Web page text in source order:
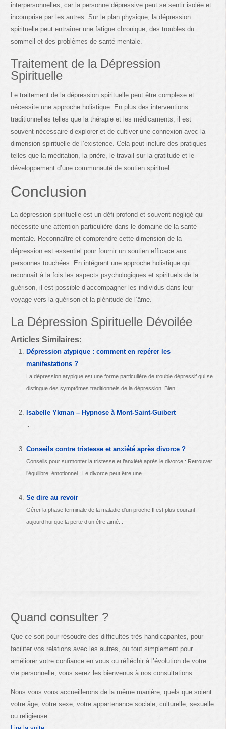
interpersonnelles, car la personne dépressive peut se sentir isolée et
incomprise par les autres. Sur le plan physique, la dépression
spirituelle peut entraîner une fatigue chronique, des troubles du
sommeil et des problèmes de santé mentale.
Traitement de la Dépression
Spirituelle
Le traitement de la dépression spirituelle peut être complexe et
nécessite une approche holistique. En plus des interventions
traditionnelles telles que la thérapie et les médicaments, il est
souvent nécessaire d’explorer et de cultiver une connexion avec la
dimension spirituelle de l’existence. Cela peut inclure des pratiques
telles que la méditation, la prière, le travail sur la gratitude et le
développement d’une communauté de soutien spirituel.
Conclusion
La dépression spirituelle est un défi profond et souvent négligé qui
nécessite une attention particulière dans le domaine de la santé
mentale. Reconnaître et comprendre cette dimension de la
dépression est essentiel pour fournir un soutien efficace aux
personnes touchées. En intégrant une approche holistique qui
reconnaît à la fois les aspects psychologiques et spirituels de la
guérison, il est possible d’accompagner les individus dans leur
voyage vers la guérison et la plénitude de l’âme.
La Dépression Spirituelle Dévoilée
Articles Similaires:
Dépression atypique : comment en repérer les
manifestations ?
La dépression atypique est une forme particulière de trouble dépressif qui se
distingue des symptômes traditionnels de la dépression. Bien...
Isabelle Ykman – Hypnose à Mont-Saint-Guibert
Conseils contre tristesse et anxiété après divorce ?
Conseils pour surmonter la tristesse et l’anxiété après le divorce : Retrouver
l’équilibre émotionnel : Le divorce peut être une...
Se dire au revoir
Gérer la phase terminale de la maladie d’un proche Il est plus courant
aujourd’hui que la perte d’un être aimé...
Quand consulter ?
Que ce soit pour résoudre des difficultés très handicapantes, pour
faciliter vos relations avec les autres, ou tout simplement pour
améliorer votre confiance en vous ou réfléchir à l’évolution de votre
vie personnelle, vous serez les bienvenus à nos consultations.
Nous vous vous accueillerons de la même manière, quels que soient
votre âge, votre sexe, votre appartenance sociale, culturelle, sexuelle
ou religieuse…